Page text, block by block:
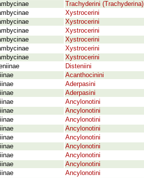
Trachyderini (Trachyderina)
Xystrocerini
Xystrocerini
Xystrocerini
Xystrocerini
Xystrocerini
Xystrocerini
Disteniini
Acanthocinini
Aderpasini
Aderpasini
Ancylonotini
Ancylonotini
Ancylonotini
Ancylonotini
Ancylonotini
Ancylonotini
Ancylonotini
Ancylonotini
Ancylonotini